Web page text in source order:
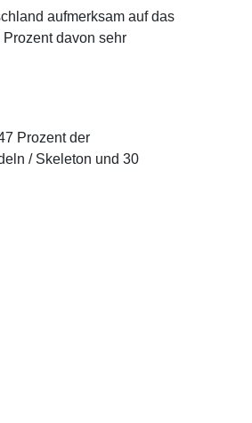
aufmerksam auf das
davon sehr
Prozent der
/ Skeleton und 30